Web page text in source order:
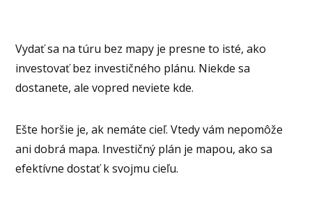
Vydať sa na túru bez mapy je presne to isté, ako
investovať bez investičného plánu. Niekde sa
dostanete, ale vopred neviete kde.
Ešte horšie je, ak nemáte cieľ. Vtedy vám nepomôže
ani dobrá mapa. Investičný plán je mapou, ako sa
efektívne dostať k svojmu cieľu.